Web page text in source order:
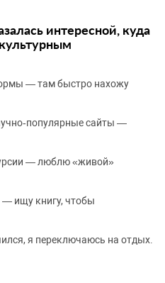
интересной, куда
— там быстро нахожу
сайты —
— люблю «живой»
ищу книгу, чтобы
я переключаюсь на отдых.